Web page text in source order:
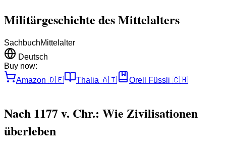
Militärgeschichte des Mittelalters
SachbuchMittelalter
Deutsch
Buy now:
Amazon 🇩🇪 Thalia 🇦🇹 Orell Füssli 🇨🇭
Nach 1177 v. Chr.: Wie Zivilisationen
überleben